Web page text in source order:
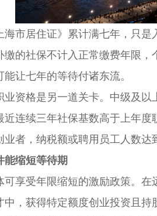
居住证》累计满七年，只是
缴的社保不计入正常缴费年限
让七年的等待付诸东流。
格是另一道关卡。中级及以
近连续三年社保基数高于上年
业者，纳税额或聘用员工人数达
能缩短等待期
受年限缩短的激励政策。在
中，获得特定额度创业投资且